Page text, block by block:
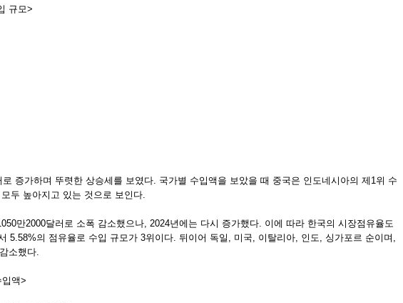
규모>
증가하며 뚜렷한 상승세를 보였다. 국가별 수입액을 보았을 때 중국은 인도네시아의 제1위 수
두 높아지고 있는 것으로 보인다.
만2000달러로 소폭 감소했으나, 2024년에는 다시 증가했다. 이에 따라 한국의 시장점유율도
5.58%의 점유율로 수입 규모가 3위이다. 뒤이어 독일, 미국, 이탈리아, 인도, 싱가포르 순이며,
소했다.
액>